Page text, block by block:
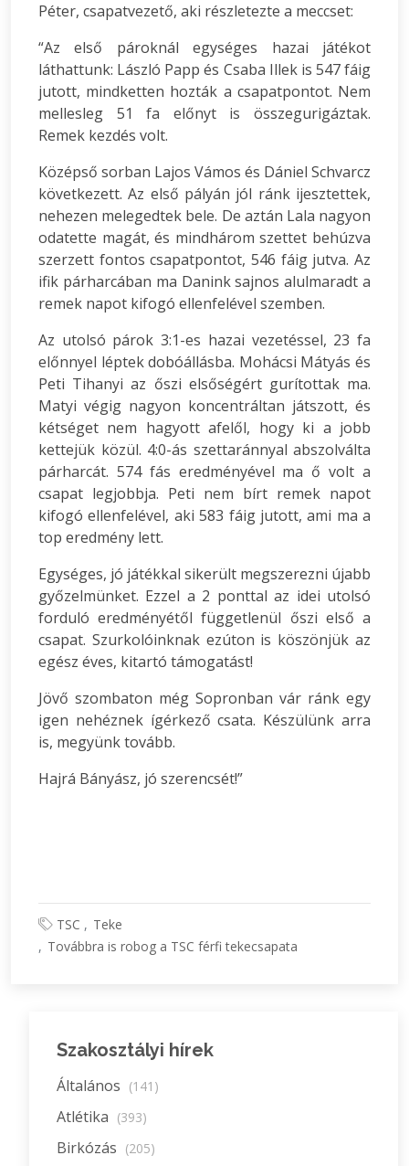
Péter, csapatvezető, aki részletezte a meccset:
“Az első pároknál egységes hazai játékot
láthattunk: László Papp és Csaba Illek is 547 fáig
jutott, mindketten hozták a csapatpontot. Nem
mellesleg 51 fa előnyt is összegurigáztak.
Remek kezdés volt.
Középső sorban Lajos Vámos és Dániel Schvarcz
következett. Az első pályán jól ránk ijesztettek,
nehezen melegedtek bele. De aztán Lala nagyon
odatette magát, és mindhárom szettet behúzva
szerzett fontos csapatpontot, 546 fáig jutva. Az
ifik párharcában ma Danink sajnos alulmaradt a
remek napot kifogó ellenfelével szemben.
Az utolsó párok 3:1-es hazai vezetéssel, 23 fa
előnnyel léptek dobóállásba. Mohácsi Mátyás és
Peti Tihanyi az őszi elsőségért gurítottak ma.
Matyi végig nagyon koncentráltan játszott, és
kétséget nem hagyott afelől, hogy ki a jobb
kettejük közül. 4:0-ás szettaránnyal abszolválta
párharcát. 574 fás eredményével ma ő volt a
csapat legjobbja. Peti nem bírt remek napot
kifogó ellenfelével, aki 583 fáig jutott, ami ma a
top eredmény lett.
Egységes, jó játékkal sikerült megszerezni újabb
győzelmünket. Ezzel a 2 ponttal az idei utolsó
forduló eredményétől függetlenül őszi első a
csapat. Szurkolóinknak ezúton is köszönjük az
egész éves, kitartó támogatást!
Jövő szombaton még Sopronban vár ránk egy
igen nehéznek ígérkező csata. Készülünk arra
is, megyünk tovább.
Hajrá Bányász, jó szerencsét!”
TSC
Teke
Továbbra is robog a TSC férfi tekecsapata
Szakosztályi hírek
Általános (141)
Atlétika (393)
Birkózás (205)